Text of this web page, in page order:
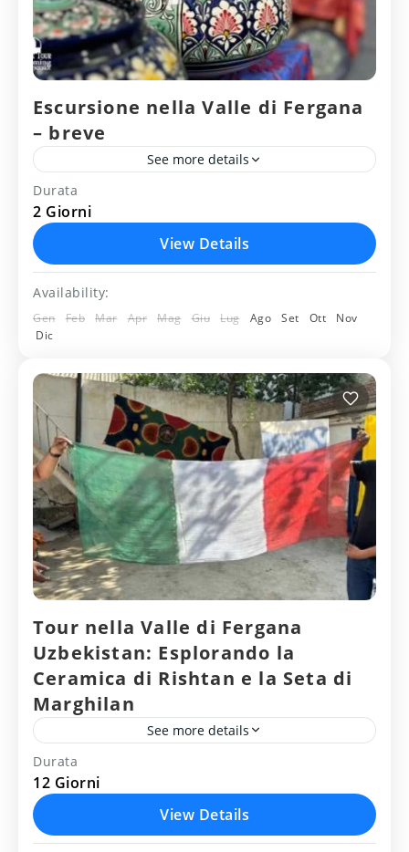
Escursione nella Valle di Fergana
– breve
See more details
fergana
Escursione corta nella Valle di Fergana
di 2 giorni
Uzbekistan
Medium
Durata
2 Giorni
View Details
Availability:
Gen Feb Mar Apr Mag Giu Lug Ago Set Ott
Nov
Dic
Tour nella Valle di Fergana
Uzbekistan: Esplorando la
Ceramica di Rishtan e la Seta di
Marghilan
See more details
ITINERARIO DEL VIAGGIO IN VALLE DI
FERGANA: Tashkent - Kokand - Rishtan -
Fergana - Marghilan - Tashkent - Khiva–
Durata
12 Giorni
View Details